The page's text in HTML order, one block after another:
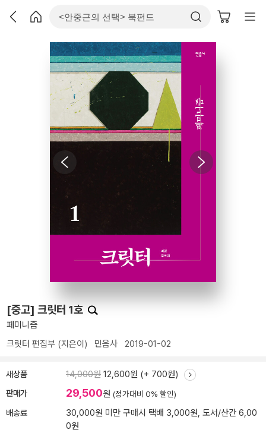
[중고] 크릿터 1호
페미니즘
크릿터 편집부 (지은이) 민음사 2019-01-02
새상품 14,000원 12,600원 (+ 700원)
판매가 29,500원 (정가대비 0% 할인)
배송료
30,000원 미만 구매시 택배 3,000원, 도서/산간 6,00
0원